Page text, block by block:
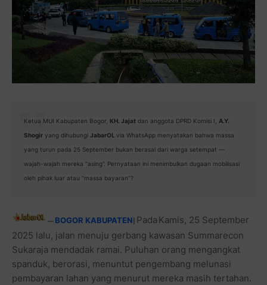
Ketua MUI Kabupaten Bogor, KH. Jajat dan anggota DPRD Komisi I, A.Y.
Shogir yang dihubungi JabarOL via WhatsApp menyatakan bahwa massa
yang turun pada 25 September bukan berasal dari warga setempat —
wajah-wajah mereka “asing”. Pernyataan ini menimbulkan dugaan mobilisasi
oleh pihak luar atau “massa bayaran”?
— BOGOR KABUPATEN Pada Kamis, 25 September
2025 lalu, jalan menuju gerbang kawasan Summarecon
Sukaraja mendadak ramai. Puluhan orang mengangkat
spanduk, berorasi, menuntut pengembang melunasi
pembayaran lahan yang menurut mereka masih tertahan.